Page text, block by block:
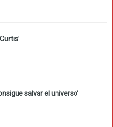
salvar el universo’